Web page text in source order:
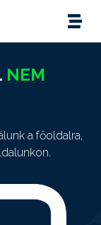
NEM
a főoldalra,